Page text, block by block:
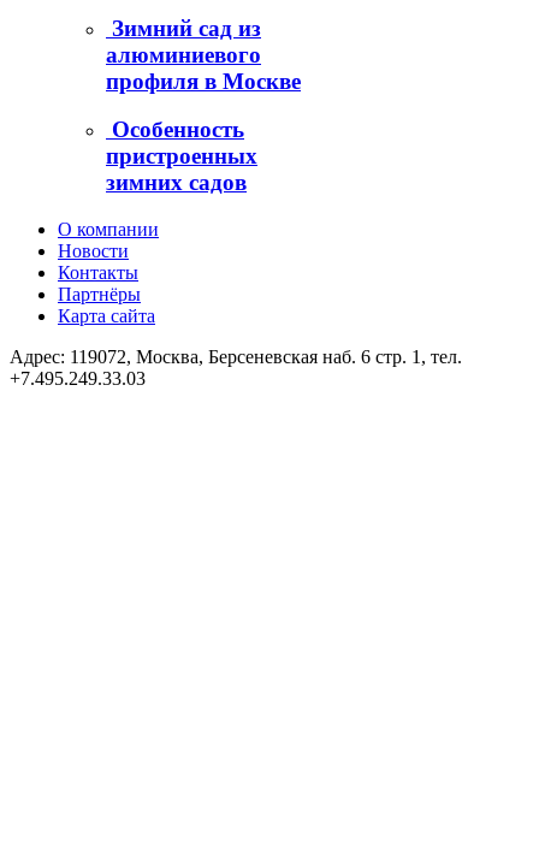
Зимний сад из
алюминиевого
профиля в Москве
Особенность
пристроенных
зимних садов
О компании
Новости
Контакты
Партнёры
Карта сайта
Адрес: 119072, Москва, Берсеневская наб. 6 стр. 1, тел.
+7.495.249.33.03